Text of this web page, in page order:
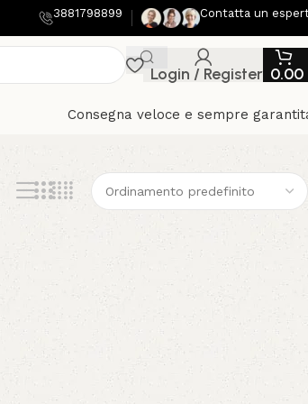
3881798899 Contatta un
Login / Register 0.00
Consegna veloce e sempre